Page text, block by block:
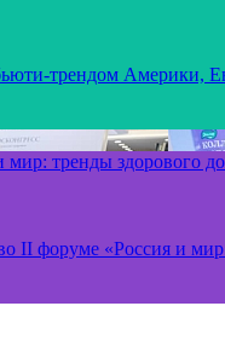
трендом Америки,
тренды здорового
II форуме «Россия и